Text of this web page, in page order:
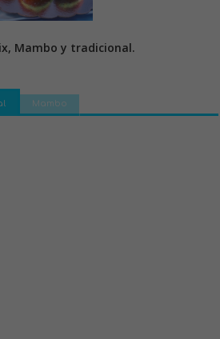
Mambo y tradicional.
Mambo